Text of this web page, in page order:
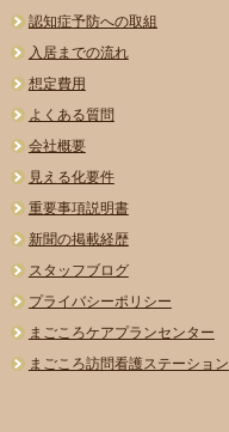
認知症予防への取組
入居までの流れ
想定費用
よくある質問
会社概要
見える化要件
重要事項説明書
新聞の掲載経歴
スタッフブログ
プライバシーポリシー
まごころケアプランセンター
まごころ訪問看護ステーション